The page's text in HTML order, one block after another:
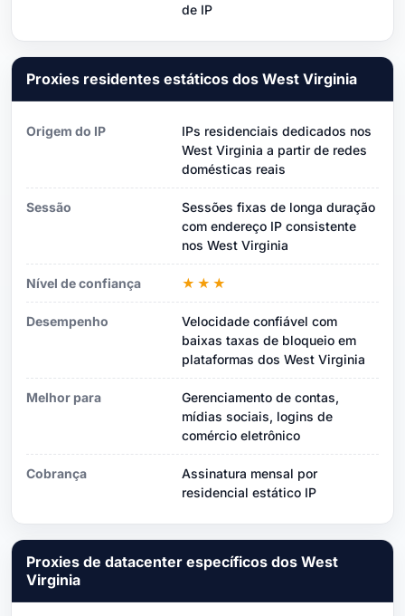
de IP
Proxies residentes estáticos dos West Virginia
Origem do IP
IPs residenciais dedicados nos
West Virginia a partir de redes
domésticas reais
Sessão
Sessões fixas de longa duração
com endereço IP consistente
nos West Virginia
Nível de confiança ★★★
Desempenho
Velocidade confiável com
baixas taxas de bloqueio em
plataformas dos West Virginia
Melhor para
Gerenciamento de contas,
mídias sociais, logins de
comércio eletrônico
Cobrança
Assinatura mensal por
residencial estático IP
Proxies de datacenter específicos dos West
Virginia